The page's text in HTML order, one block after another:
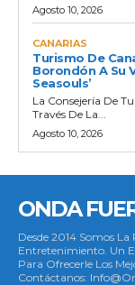
Agosto 10, 2026
CANARIAS
Turismo De
Borondón A Su
Seasouls’
La Consejería De
Través De La...
Agosto 10, 2026
ONDA
Desde 2014 Somos
Entretenimiento. Un
Para Ofrecerle Los
Contáctanos: